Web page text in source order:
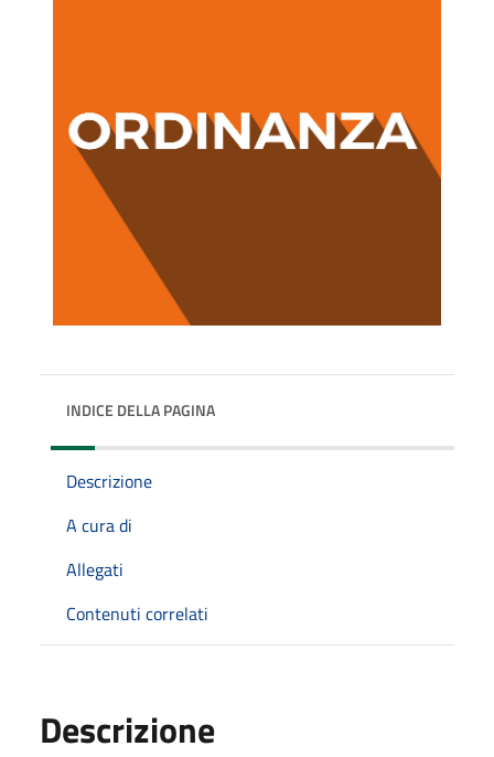
INDICE DELLA PAGINA
Descrizione
A cura di
Allegati
Contenuti correlati
Descrizione